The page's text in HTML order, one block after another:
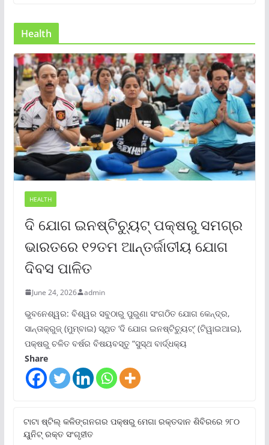
Health
HEALTH
ଦି ଯୋଗ ଇନଷ୍ଟିଚ୍ୟୁଟ୍ ପକ୍ଷରୁ ସମଗ୍ର
ଭାରତରେ ୧୨ତମ ଆନ୍ତର୍ଜାତୀୟ ଯୋଗ
ଦିବସ ପାଳିତ
June 24, 2026 admin
ଭୁବନେଶ୍ୱର: ବିଶ୍ୱର ସବୁଠାରୁ ପୁରୁଣା ସଂଗଠିତ ଯୋଗ କେନ୍ଦ୍ର,
ସାନ୍ତାକ୍ରୁଜ୍ (ମୁମ୍ବାଇ) ସ୍ଥିତ ‘ଦି ଯୋଗ ଇନଷ୍ଟିଚ୍ୟୁଟ୍‌’ (ଟିୱାଇଆଇ),
ପକ୍ଷରୁ ଚଳିତ ବର୍ଷର ବିଷୟବସ୍ତୁ “ସୁସ୍ଥ ବାର୍ଦ୍ଧକ୍ୟ
Share
ଟାଟା ଷ୍ଟିଲ୍‌ କଳିଙ୍ଗନଗର ପକ୍ଷରୁ ମେଗା ରକ୍ତଦାନ ଶିବିରରେ ୨୮୦
ୟୁନିଟ୍‌ ରକ୍ତ ସଂଗୃହୀତ